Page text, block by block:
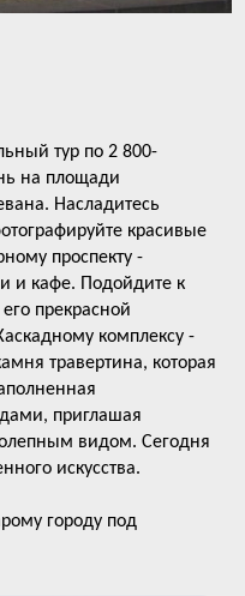
тур по 2 800-
на площади
Насладитесь
красивые
проспекту -
и кафе. Подойдите к
прекрасной
комплексу -
травертина, которая
приглашая
видом. Сегодня
искусства.
городу под